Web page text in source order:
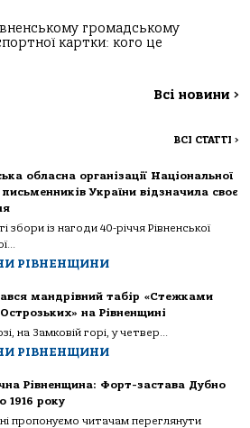
громадському
картки: кого це
Всі новини >
ВСІ СТАТТІ >
обласна організації Національної
України відзначила своє
збори із нагоди 40-річчя Рівненської
РІВНЕНЩИНИ
мандрівний табір «Стежками
на Рівненщині
на Замковій горі, у четвер...
РІВНЕНЩИНИ
Рівненщина: Форт-застава Дубно
1916 року
пропонуємо читачам переглянути